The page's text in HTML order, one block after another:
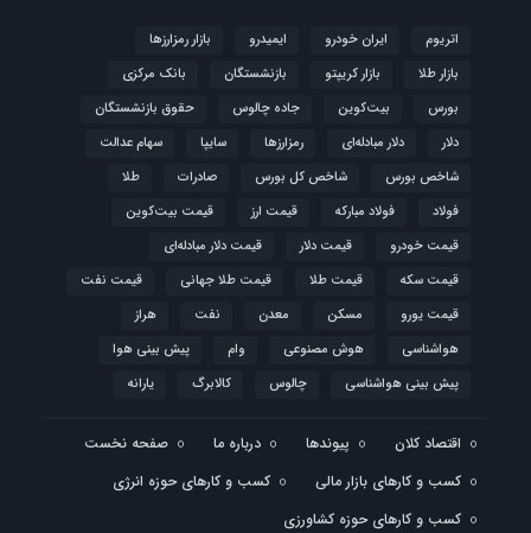
اتریوم ایران خودرو ایمیدرو
بازار رمزارزها
بازار طلا
بازار کریپتو بازنشستگان
بانک مرکزی
بورس
بیت‌کوین جاده چالوس
حقوق بازنشستگان
دلار
دلار مبادله‌ای رمزارزها سایپا
سهام عدالت
شاخص بورس
شاخص کل بورس صادرات
طلا
فولاد
فولاد مبارکه قیمت ارز
قیمت بیت‌کوین
قیمت خودرو
قیمت دلار
قیمت دلار مبادله‌ای
قیمت سکه
قیمت طلا قیمت طلا جهانی
قیمت نفت
قیمت یورو
مسکن معدن نفت
هراز
هواشناسی
هوش مصنوعی وام
پیش بینی هوا
پیش بینی هواشناسی
چالوس کالابرگ یارانه
اقتصاد کلان پیوندها درباره ما
صفحه نخست
کسب و کارهای بازار مالی
کسب و کارهای حوزه انرژی
کسب و کارهای حوزه کشاورزی